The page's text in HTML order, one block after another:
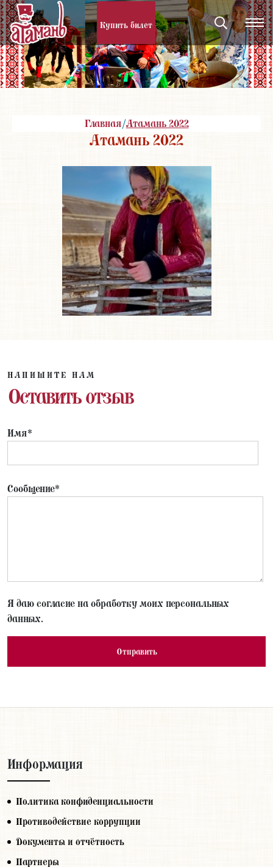
Купить билет
Главная/Атамань 2022
Атамань 2022
НАПИШИТЕ НАМ
Оставить отзыв
Имя*
Сообщение*
Я даю согласие на обработку моих персональных
данных.
Информация
Политика конфиденциальности
Противодействие коррупции
Документы и отчётность
Партнеры